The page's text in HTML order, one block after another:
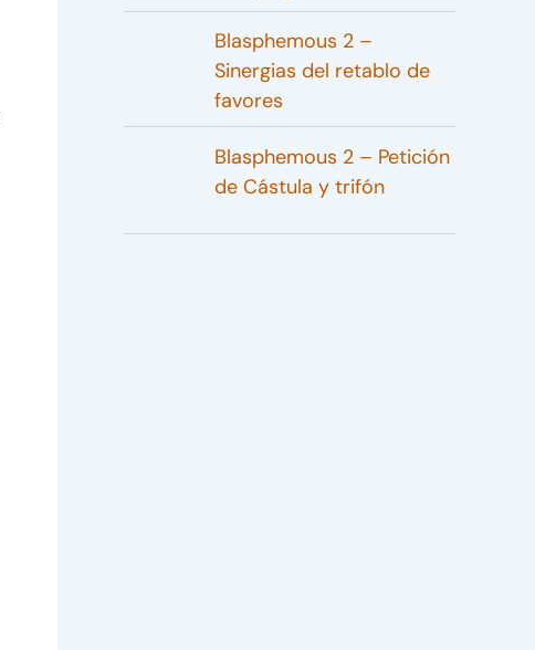
Blasphemous 2 –
Sinergias del retablo de
favores
Blasphemous 2 – Petición
de Cástula y trifón